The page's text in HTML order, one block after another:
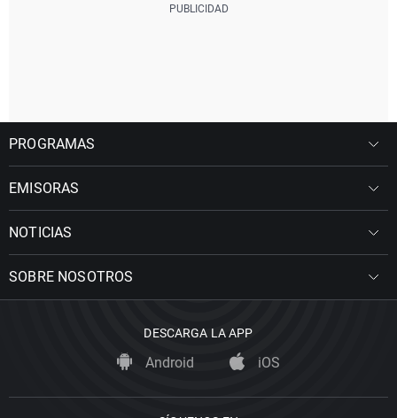
PROGRAMAS
EMISORAS
NOTICIAS
SOBRE NOSOTROS
DESCARGA LA APP
Android iOS